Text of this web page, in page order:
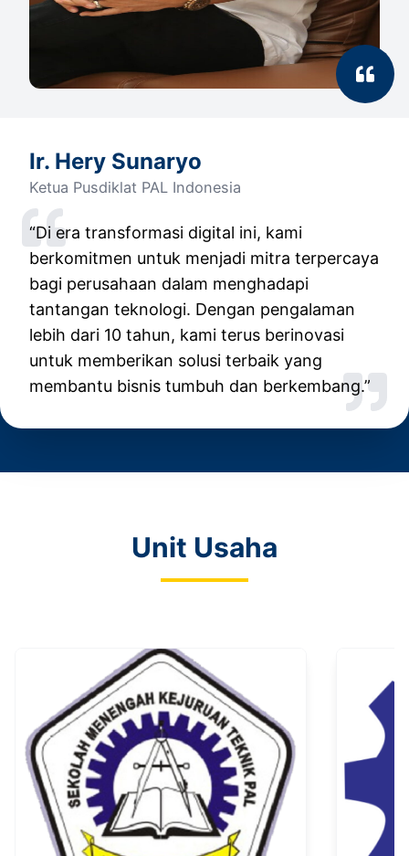
Ir. Hery Sunaryo
Ketua Pusdiklat PAL Indonesia
“Di era transformasi digital ini, kami
berkomitmen untuk menjadi mitra terpercaya
bagi perusahaan dalam menghadapi
tantangan teknologi. Dengan pengalaman
lebih dari 10 tahun, kami terus berinovasi
untuk memberikan solusi terbaik yang
membantu bisnis tumbuh dan berkembang.”
Unit Usaha